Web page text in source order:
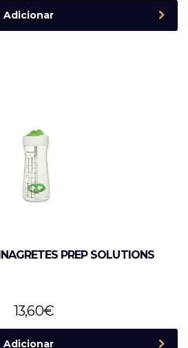
Adicionar
PREP SOLUTIONS
13,60€
Adicionar